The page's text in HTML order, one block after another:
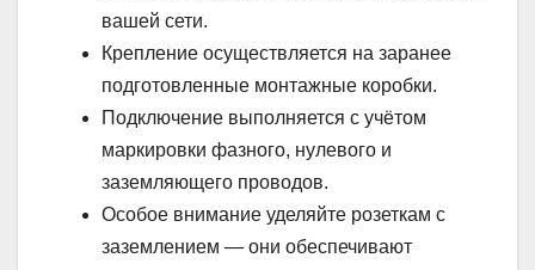
вашей сети.
Крепление осуществляется на заранее
подготовленные монтажные коробки.
Подключение выполняется с учётом
маркировки фазного, нулевого и
заземляющего проводов.
Особое внимание уделяйте розеткам с
заземлением — они обеспечивают